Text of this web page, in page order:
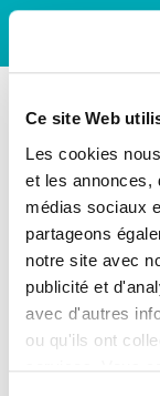
Ce site Web
Les cookies
et les annonces,
médias sociaux
partageons
notre site avec
publicité et
avec d'autres
ou qu'ils ont